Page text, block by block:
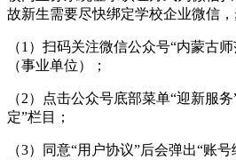
故新生需要尽快绑定学校企业微信，
（1）扫码关注微信公众号“内蒙古
（事业单位）；
（2）点击公众号底部菜单“迎新服
定”栏目；
（3）同意“用户协议”后会弹出“账